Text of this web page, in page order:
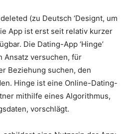
(zu Deutsch ‘Designt, um
App ist erst seit relativ kurzer
Die Dating-App ‘Hinge’
Ansatz versuchen, für
Beziehung suchen, den
Hinge ist eine Online-Dating-
mithilfe eines Algorithmus,
vorschlägt.